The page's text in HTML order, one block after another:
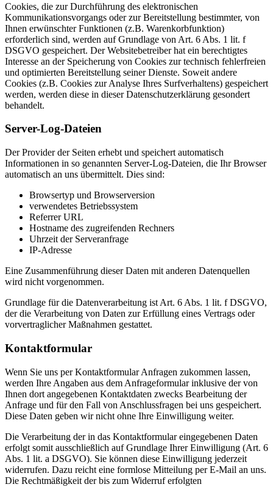
Cookies, die zur Durchführung des elektronischen
Kommunikationsvorgangs oder zur Bereitstellung bestimmter, von
Ihnen erwünschter Funktionen (z.B. Warenkorbfunktion)
erforderlich sind, werden auf Grundlage von Art. 6 Abs. 1 lit. f
DSGVO gespeichert. Der Websitebetreiber hat ein berechtigtes
Interesse an der Speicherung von Cookies zur technisch fehlerfreien
und optimierten Bereitstellung seiner Dienste. Soweit andere
Cookies (z.B. Cookies zur Analyse Ihres Surfverhaltens) gespeichert
werden, werden diese in dieser Datenschutzerklärung gesondert
behandelt.
Server-Log-Dateien
Der Provider der Seiten erhebt und speichert automatisch
Informationen in so genannten Server-Log-Dateien, die Ihr Browser
automatisch an uns übermittelt. Dies sind:
Browsertyp und Browserversion
verwendetes Betriebssystem
Referrer URL
Hostname des zugreifenden Rechners
Uhrzeit der Serveranfrage
IP-Adresse
Eine Zusammenführung dieser Daten mit anderen Datenquellen
wird nicht vorgenommen.
Grundlage für die Datenverarbeitung ist Art. 6 Abs. 1 lit. f DSGVO,
der die Verarbeitung von Daten zur Erfüllung eines Vertrags oder
vorvertraglicher Maßnahmen gestattet.
Kontaktformular
Wenn Sie uns per Kontaktformular Anfragen zukommen lassen,
werden Ihre Angaben aus dem Anfrageformular inklusive der von
Ihnen dort angegebenen Kontaktdaten zwecks Bearbeitung der
Anfrage und für den Fall von Anschlussfragen bei uns gespeichert.
Diese Daten geben wir nicht ohne Ihre Einwilligung weiter.
Die Verarbeitung der in das Kontaktformular eingegebenen Daten
erfolgt somit ausschließlich auf Grundlage Ihrer Einwilligung (Art. 6
Abs. 1 lit. a DSGVO). Sie können diese Einwilligung jederzeit
widerrufen. Dazu reicht eine formlose Mitteilung per E-Mail an uns.
Die Rechtmäßigkeit der bis zum Widerruf erfolgten